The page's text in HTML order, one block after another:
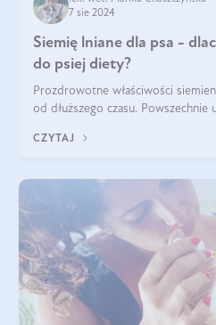
7 sie 2024
Siemię lniane dla psa -
do psiej diety?
Prozdrowotne właściwości
od dłuższego czasu.
właściwości odn
CZYTAJ